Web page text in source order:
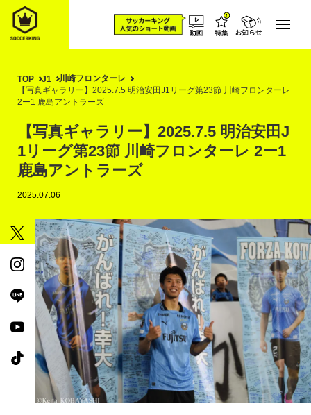
TOP J1
川崎フロンターレ
【写真ギャラリー】2025.7.5 明治安田J1リーグ第23節 川崎フロンターレ
2ー1 鹿島アントラーズ
【写真ギャラリー】2025.7.5 明治安田J
1リーグ第23節 川崎フロンターレ 2ー1
鹿島アントラーズ
2025.07.06